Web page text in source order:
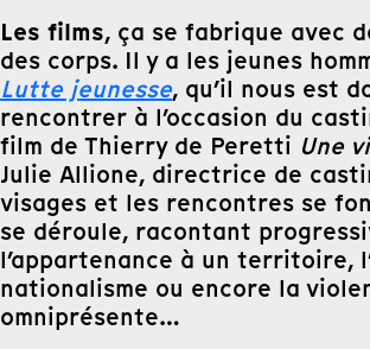
Les films, ça se fabrique avec
des corps. Il y a les jeunes
Lutte jeunesse, qu’il nous est
rencontrer à l’occasion du
film de Thierry de Peretti Une
Julie Allione, directrice de
visages et les rencontres se
se déroule, racontant
l’appartenance à un territoire,
nationalisme ou encore la
omniprésente…